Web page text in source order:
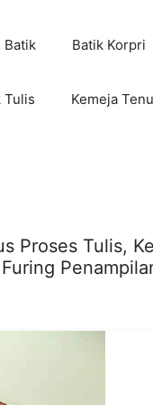
Batik Batik Korpri
Tulis Kemeja
Proses Tulis,